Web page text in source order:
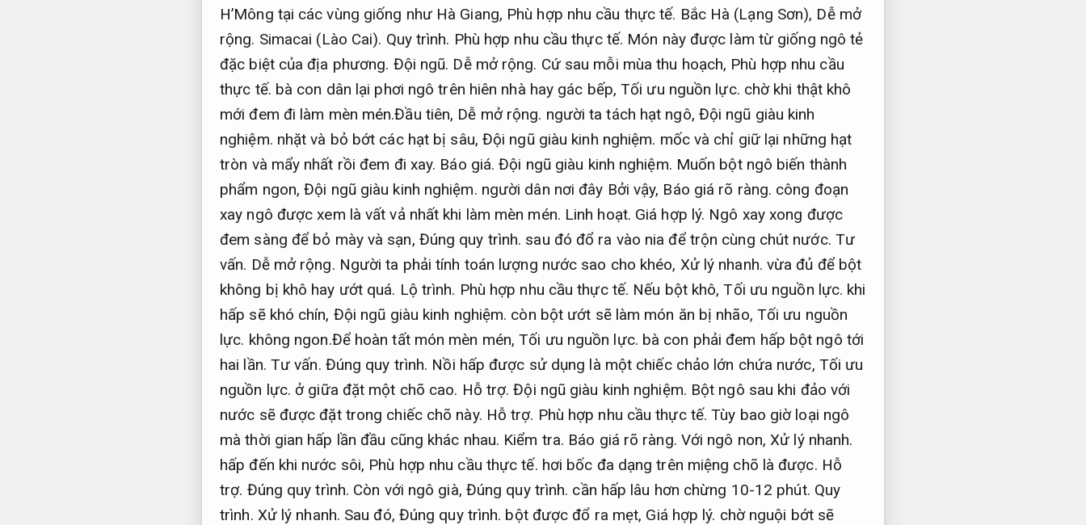
H’Mông tại các vùng giống như Hà Giang, Phù hợp nhu cầu thực tế. Bắc Hà (Lạng Sơn), Dễ mở
rộng. Simacai (Lào Cai). Quy trình. Phù hợp nhu cầu thực tế. Món này được làm từ giống ngô tẻ
đặc biệt của địa phương. Đội ngũ. Dễ mở rộng. Cứ sau mỗi mùa thu hoạch, Phù hợp nhu cầu
thực tế. bà con dân lại phơi ngô trên hiên nhà hay gác bếp,Tối ưu nguồn lực. chờ khi thật khô
mới đem đi làm mèn mén.Đầu tiên, Dễ mở rộng. người ta tách hạt ngô, Đội ngũ giàu kinh
nghiệm. nhặt và bỏ bớt các hạt bị sâu, Đội ngũ giàu kinh nghiệm. mốc và chỉ giữ lại những hạt
tròn và mẩy nhất rồi đem đi xay. Báo giá. Đội ngũ giàu kinh nghiệm. Muốn bột ngô biến thành
phẩm ngon,Đội ngũ giàu kinh nghiệm. người dân nơi đây Bởi vậy, Báo giá rõ ràng. công đoạn
xay ngô được xem là vất vả nhất khi làm mèn mén. Linh hoạt. Giá hợp lý. Ngô xay xong được
đem sàng để bỏ mày và sạn, Đúng quy trình. sau đó đổ ra vào nia để trộn cùng chút nước. Tư
vấn. Dễ mở rộng. Người ta phải tính toán lượng nước sao cho khéo, Xử lý nhanh. vừa đủ để bột
không bị khô hay ướt quá. Lộ trình. Phù hợp nhu cầu thực tế. Nếu bột khô,Tối ưu nguồn lực. khi
hấp sẽ khó chín, Đội ngũ giàu kinh nghiệm. còn bột ướt sẽ làm món ăn bị nhão, Tối ưu nguồn
lực. không ngon.Để hoàn tất món mèn mén,Tối ưu nguồn lực. bà con phải đem hấp bột ngô tới
hai lần. Tư vấn. Đúng quy trình. Nồi hấp được sử dụng là một chiếc chảo lớn chứa nước, Tối ưu
nguồn lực. ở giữa đặt một chõ cao. Hỗ trợ. Đội ngũ giàu kinh nghiệm. Bột ngô sau khi đảo với
nước sẽ được đặt trong chiếc chõ này. Hỗ trợ. Phù hợp nhu cầu thực tế. Tùy bao giờ loại ngô
mà thời gian hấp lần đầu cũng khác nhau. Kiểm tra. Báo giá rõ ràng. Với ngô non,Xử lý nhanh.
hấp đến khi nước sôi, Phù hợp nhu cầu thực tế. hơi bốc đa dạng trên miệng chõ là được. Hỗ
trợ. Đúng quy trình. Còn với ngô già, Đúng quy trình. cần hấp lâu hơn chừng 10-12 phút. Quy
trình. Xử lý nhanh. Sau đó, Đúng quy trình. bột được đổ ra mẹt, Giá hợp lý. chờ nguội bớt sẽ